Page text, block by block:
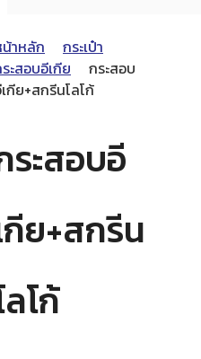
าหลัก
กระเป๋า
ะสอบอีเกีย
กระสอบ
กีย+สกรีนโลโก้
ระสอบอี
กีย+สกรีน
ลโก้